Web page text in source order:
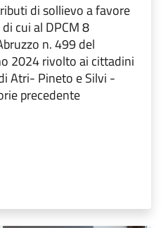
di sollievo a favore
cui al DPCM 8
n. 499 del
2024 rivolto ai cittadini
Atri- Pineto e Silvi -
precedente